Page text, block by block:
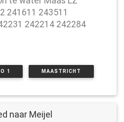
241611 243511
242214 242284
1 MAASTRICHT
naar Meijel